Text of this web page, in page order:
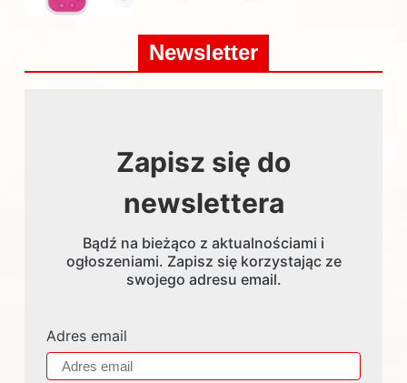
Newsletter
Zapisz się do
newslettera
Bądź na bieżąco z aktualnościami i
ogłoszeniami. Zapisz się korzystając ze
swojego adresu email.
Adres email